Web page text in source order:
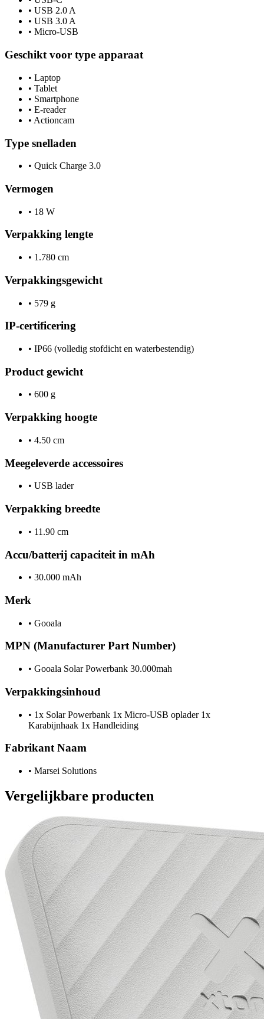
• USB 2.0 A
• USB 3.0 A
• Micro-USB
Geschikt voor type apparaat
• Laptop
• Tablet
• Smartphone
• E-reader
• Actioncam
Type snelladen
• Quick Charge 3.0
Vermogen
• 18 W
Verpakking lengte
• 1.780 cm
Verpakkingsgewicht
• 579 g
IP-certificering
• IP66 (volledig stofdicht en waterbestendig)
Product gewicht
• 600 g
Verpakking hoogte
• 4.50 cm
Meegeleverde accessoires
• USB lader
Verpakking breedte
• 11.90 cm
Accu/batterij capaciteit in mAh
• 30.000 mAh
Merk
• Gooala
MPN (Manufacturer Part Number)
• Gooala Solar Powerbank 30.000mah
Verpakkingsinhoud
• 1x Solar Powerbank 1x Micro-USB oplader 1x
Karabijnhaak 1x Handleiding
Fabrikant Naam
• Marsei Solutions
Vergelijkbare producten